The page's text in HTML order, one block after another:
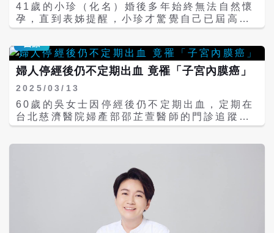
宮、卵巢及骨盆淋巴腺治療。 李小姐說，得知
要手術時，臺中榮總達文西手術可提供多孔或
單孔的選擇，「我怕痛，所以選擇只有一個傷
24小時即可下床行走，目前持續門診追蹤中。
回想整個經過，李小姐笑說，這次異常出血剛
好發生在參加土地公福宴的隔天，或許是土地
公的庇佑，讓她能及時發現病灶；也感謝家人
貼心陪伴，以及臺中榮總專業的治療與照護，
才能走向康復。 統計臺中榮總為超過400例病
患進行早期子宮內膜癌微創手術，發現與傳統
1.5%，顯示微創手術療效與安全性俱佳。 孫
珞也提醒婦女們，造成停經後出血原因包括：
陰道及子宮頸萎縮、息肉或肌瘤等良性原因；
子宮內膜亦可能發生異常增生，雖然尚未達到
惡性程度但仍需積極手術處理；惡性原因則以
子宮內膜癌最為常見，其他還包括子宮頸癌、
41歲的小珍（化名）婚後多年始終無法自然懷
孕，直到表姊提醒，小珍才驚覺自己已屆高齡
產婦，決定到臺中榮總嘗試試管嬰兒療程。然
癌，原本滿懷期待的求子之路，瞬間成為生育
與治療的艱難抉擇。 「一路就像在闖關，關關
難過卻有神助！」小珍說，在臺中榮總生殖醫
學團隊與婦癌團隊的聯合照護下，先接受黃體
素治療，讓她得以保留子宮，並定期追蹤檢查
確認癌細胞消失，之後進行取卵與植入，無奈
連續兩次植入皆以失敗告終，更令人挫折的是
氣進行第二次取卵與試管植入。這次終於成功
受孕，但懷孕過程並不順遂，她在孕期持續出
血，必須臥床安胎長達34週。她苦撐至今年2
月順利產下寶寶，新生兒雖一度出現肺部浸
潤，幸有兒科醫師即時處置，最終健康出院。
婦人停經後仍不定期出血 竟罹「子宮內膜癌」
2025/03/13
60歲的吳女士因停經後仍不定期出血，定期在
台北慈濟醫院婦產部邵芷萱醫師的門診追蹤檢
查。在某次回診中，邵醫師透過超音波檢查發
樣。邵醫師於術中發現吳女士的子宮中有一塊
肉瘤，若不及時處理，很有可能病變為「子宮
內膜癌」。因此，雙方討論後，決定以摘除子
宮的方式以根除病灶。術後吳女士不再受異常
出血困擾，生活品質大幅提升。 根據衛福部國
健署最新資料顯示，女性癌症「子宮體癌」發